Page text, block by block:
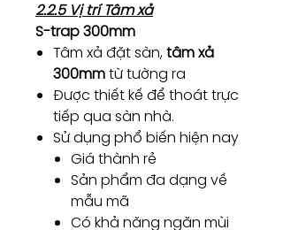
2.2.5 Vị trí Tâm xả
S-trap 300mm
Tâm xả đặt sàn,tâm xả
300mmtừ tường ra
Được thiết kế để thoát trực
tiếp qua sàn nhà.
Sử dụng phổ biến hiện nay
Giá thành rẻ
Sản phẩm đa dạng về
mẫu mã
Có khả năng ngăn mùi